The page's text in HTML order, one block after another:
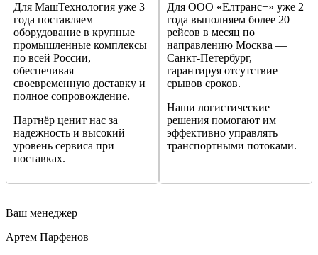
Для МашТехнология уже 3
года поставляем
оборудование в крупные
промышленные комплексы
по всей России,
обеспечивая
своевременную доставку и
полное сопровождение.
Партнёр ценит нас за
надежность и высокий
уровень сервиса при
поставках.
Для ООО «Елтранс+» уже 2
года выполняем более 20
рейсов в месяц по
направлению Москва —
Санкт-Петербург,
гарантируя отсутствие
срывов сроков.
Наши логистические
решения помогают им
эффективно управлять
транспортными потоками.
Ваш менеджер
Артем Парфенов